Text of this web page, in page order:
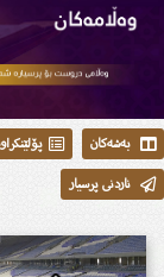
بەشەکان
ناردنی پرسیار